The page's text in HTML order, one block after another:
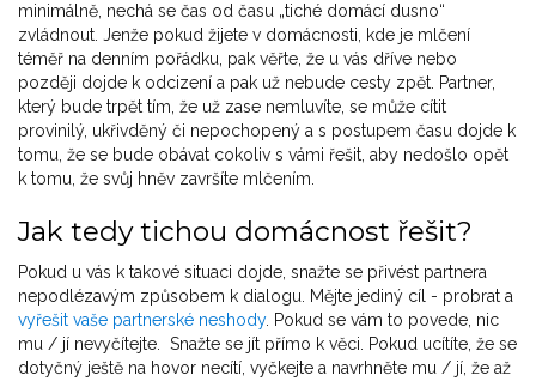
minimálně, nechá se čas od času „tiché domácí dusno“
zvládnout. Jenže pokud žijete v domácnosti, kde je mlčení
téměř na denním pořádku, pak věřte, že u vás dříve nebo
později dojde k odcizení a pak už nebude cesty zpět. Partner,
který bude trpět tím, že už zase nemluvíte, se může cítit
provinilý, ukřivděný či nepochopený a s postupem času dojde k
tomu, že se bude obávat cokoliv s vámi řešit, aby nedošlo opět
k tomu, že svůj hněv završíte mlčením.
Jak tedy tichou domácnost řešit?
Pokud u vás k takové situaci dojde, snažte se přivést partnera
nepodlézavým způsobem k dialogu. Mějte jediný cíl - probrat a
vyřešit vaše partnerské neshody. Pokud se vám to povede, nic
mu / jí nevyčítejte. Snažte se jít přímo k věci. Pokud ucítíte, že se
dotyčný ještě na hovor necítí, vyčkejte a navrhněte mu / jí, že až